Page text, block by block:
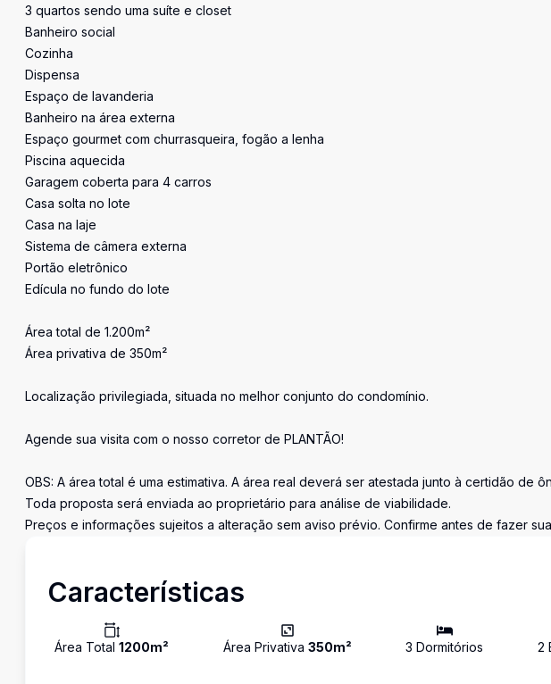
3 quartos sendo uma suíte e closet
Banheiro social
Cozinha
Dispensa
Espaço de lavanderia
Banheiro na área externa
Espaço gourmet com churrasqueira, fogão a lenha
Piscina aquecida
Garagem coberta para 4 carros
Casa solta no lote
Casa na laje
Sistema de câmera externa
Portão eletrônico
Edícula no fundo do lote
Área total de 1.200m²
Área privativa de 350m²
Localização privilegiada, situada no melhor conjunto do condomínio.
Agende sua visita com o nosso corretor de PLANTÃO!
OBS: A área total é uma estimativa. A área real deverá ser atestada junto à certidão de
Toda proposta será enviada ao proprietário para análise de viabilidade.
Preços e informações sujeitos a alteração sem aviso prévio. Confirme antes de fazer
Características
Área Total 1200m² Área Privativa 350m² 3 Dormitórios 2